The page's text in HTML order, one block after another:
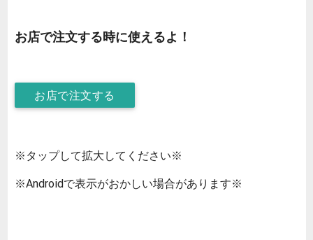
お店で注文する時に使えるよ！
お店で注文する
※タップして拡大してください※
※Androidで表示がおかしい場合があります※